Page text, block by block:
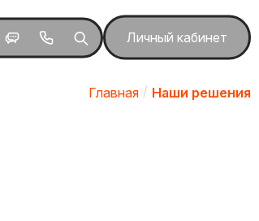
Личный кабинет
Главная Наши решения